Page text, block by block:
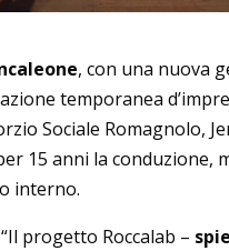
, con una nuova
temporanea
Sociale Romagnolo,
15 anni la conduzione,
interno.
“Il progetto Roccalab –